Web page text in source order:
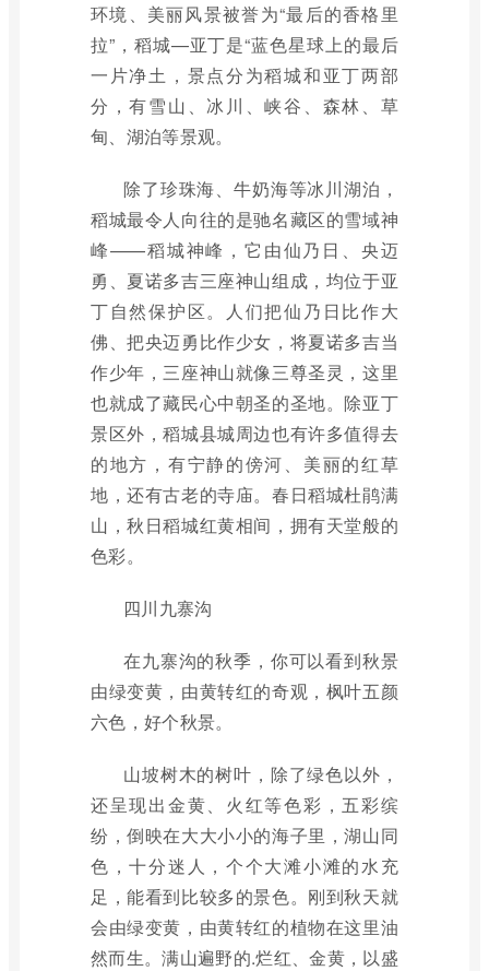
环境、美丽风景被誉为“最后的香格里
拉”，稻城—亚丁是“蓝色星球上的最后
一片净土，景点分为稻城和亚丁两部
分，有雪山、冰川、峡谷、森林、草
甸、湖泊等景观。
除了珍珠海、牛奶海等冰川湖泊，
稻城最令人向往的是驰名藏区的雪域神
峰——稻城神峰，它由仙乃日、央迈
勇、夏诺多吉三座神山组成，均位于亚
丁自然保护区。人们把仙乃日比作大
佛、把央迈勇比作少女，将夏诺多吉当
作少年，三座神山就像三尊圣灵，这里
也就成了藏民心中朝圣的圣地。除亚丁
景区外，稻城县城周边也有许多值得去
的地方，有宁静的傍河、美丽的红草
地，还有古老的寺庙。春日稻城杜鹃满
山，秋日稻城红黄相间，拥有天堂般的
色彩。
四川九寨沟
在九寨沟的秋季，你可以看到秋景
由绿变黄，由黄转红的奇观，枫叶五颜
六色，好个秋景。
山坡树木的树叶，除了绿色以外，
还呈现出金黄、火红等色彩，五彩缤
纷，倒映在大大小小的海子里，湖山同
色，十分迷人，个个大滩小滩的水充
足，能看到比较多的景色。刚到秋天就
会由绿变黄，由黄转红的植物在这里油
然而生。满山遍野的.烂红、金黄，以盛